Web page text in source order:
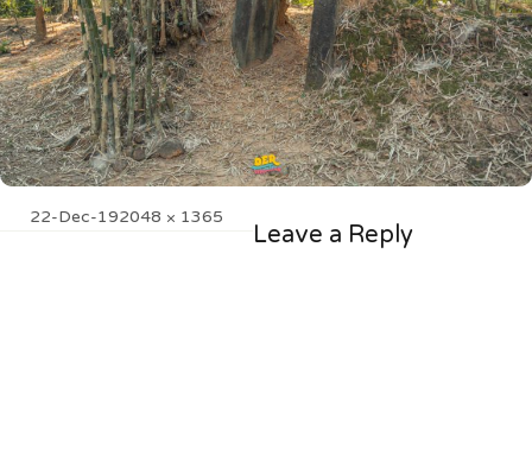
Posted
22-Dec-19Full
2048 × 1365
Leave a Reply